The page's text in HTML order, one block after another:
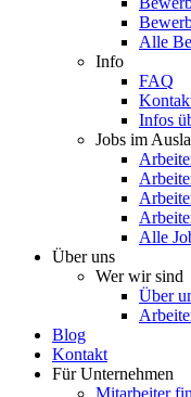
Alle
Info
FAQ
Infos
Jobs im
Alle
Über uns
Wer wir sind
Über
Blog
Kontakt
Für Unternehmen
Mitarbeiter